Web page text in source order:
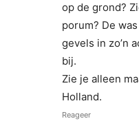
op de grond?
porum? De
gevels in zo’n
bij.
Zie je alleen
Holland.
Reageer